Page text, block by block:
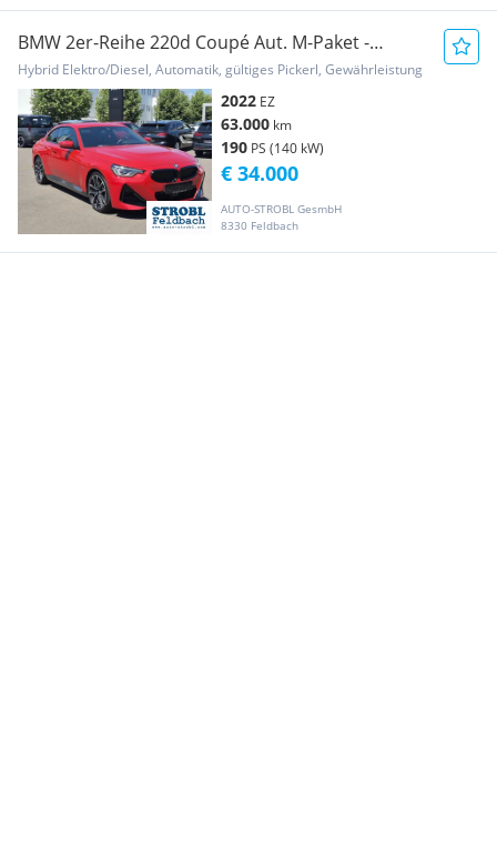
BMW 2er-Reihe 220d Coupé Aut. M-Paket -
TOPAUSSTATTUNG
Hybrid Elektro/Diesel, Automatik, gültiges Pickerl, Gewährleistung
2022 EZ
63.000 km
190 PS (140 kW)
AUTO-STROBL GesmbH
8330 Feldbach
€ 34.000